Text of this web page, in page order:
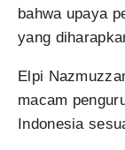
bahwa upaya
yang
Elpi
macam
Indonesia